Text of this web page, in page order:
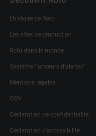
L'histoire de Roto
Les sites de production
Roto dans le monde
Système "lanceurs d'alertes"
Mentions légales
CGV
Déclaration de confidentialité
Déclaration d'accessibilité